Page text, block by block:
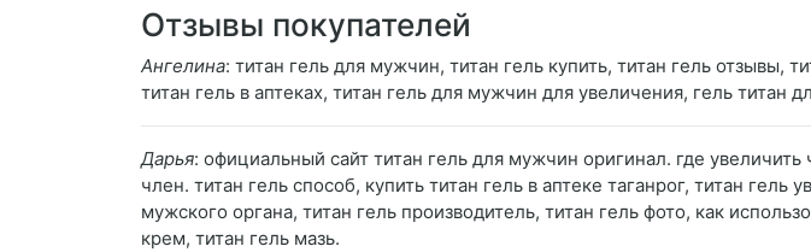
Отзывы покупателей
Ангелина: титан гель для мужчин, титан гель купить, титан гель отзывы,
титан гель в аптеках, титан гель для мужчин для увеличения, гель
Дарья: официальный сайт титан гель для мужчин оригинал. где
член. титан гель способ, купить титан гель в аптеке таганрог, титан
мужского органа, титан гель производитель, титан гель фото, как
крем, титан гель мазь.